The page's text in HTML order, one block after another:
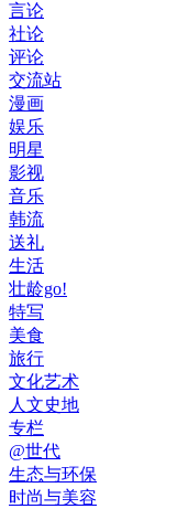
言论
社论
评论
交流站
漫画
娱乐
明星
影视
音乐
韩流
送礼
生活
壮龄go!
特写
美食
旅行
文化艺术
人文史地
专栏
@世代
生态与环保
时尚与美容